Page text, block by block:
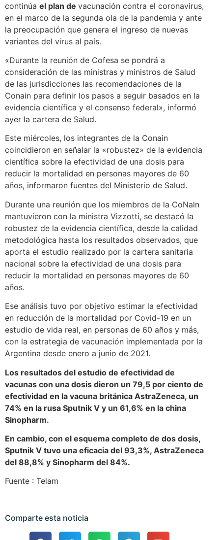
continúa el plan de vacunación contra el coronavirus,
en el marco de la segunda ola de la pandemia y ante
la preocupación que genera el ingreso de nuevas
variantes del virus al país.
«Durante la reunión de Cofesa se pondrá a
consideración de las ministras y ministros de Salud
de las jurisdicciones las recomendaciones de la
Conain para definir los pasos a seguir basados en la
evidencia científica y el consenso federal», informó
ayer la cartera de Salud.
Este miércoles, los integrantes de la Conain
coincidieron en señalar la «robustez» de la evidencia
científica sobre la efectividad de una dosis para
reducir la mortalidad en personas mayores de 60
años, informaron fuentes del Ministerio de Salud.
Durante una reunión que los miembros de la CoNaln
mantuvieron con la ministra Vizzotti, se destacó la
robustez de la evidencia científica, desde la calidad
metodológica hasta los resultados observados, que
aporta el estudio realizado por la cartera sanitaria
nacional sobre la efectividad de una dosis para
reducir la mortalidad en personas mayores de 60
años.
Ese análisis tuvo por objetivo estimar la efectividad
en reducción de la mortalidad por Covid-19 en un
estudio de vida real, en personas de 60 años y más,
con la estrategia de vacunación implementada por la
Argentina desde enero a junio de 2021.
Los resultados del estudio de efectividad de
vacunas con una dosis dieron un 79,5 por ciento de
efectividad en la vacuna británica AstraZeneca, un
74% en la rusa Sputnik V y un 61,6% en la china
Sinopharm.
En cambio, con el esquema completo de dos dosis,
Sputnik V tuvo una eficacia del 93,3%, AstraZeneca
del 88,8% y Sinopharm del 84%.
Fuente : Telam
Comparte esta noticia